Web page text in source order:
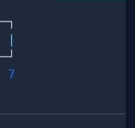
|
7